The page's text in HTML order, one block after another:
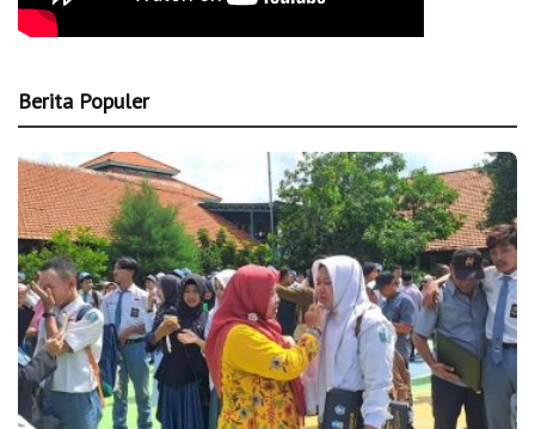
Berita Populer